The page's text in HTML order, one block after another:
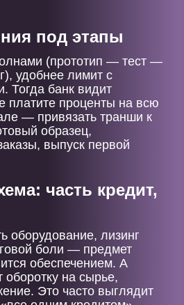
под этапы
(прототип — тест —
удобнее лимит с
Тогда банк видит
платите проценты на всю
— привязать транши к
образец,
выпуск первой
часть кредит,
оборудование, лизинг
боли — предмет
обеспечением. А
на сырье,
Это часто выглядит